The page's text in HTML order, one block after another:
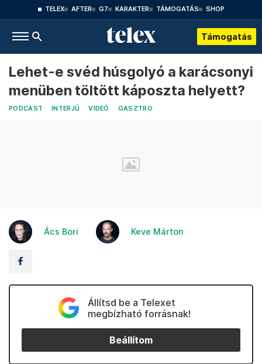
TELEX AFTER G7 KARAKTER TÁMOGATÁS SHOP
Támogatás
Lehet-e svéd húsgolyó a karácsonyi
menüben töltött káposzta helyett?
PODCAST INTERJÚ VIDEÓ GASZTRO
Ács Bori Keve Márton
Állítsd be a Telexet
megbízható forrásnak!
Beállítom